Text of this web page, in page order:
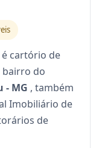
é cartório de
bairro do
- MG , também
Imobiliário de
de